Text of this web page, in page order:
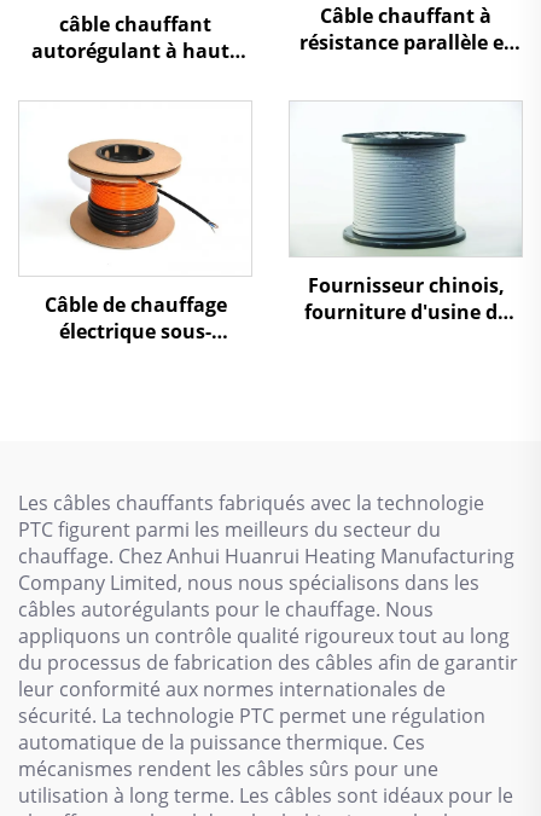
câble chauffant
autorégulant à haute
Câble chauffant à
résistance parallèle et
pour pipelines
naturel
Câble de chauffage
électrique sous-
Fournisseur chinois,
fourniture d'usine de
Les câbles chauffants fabriqués avec la technologie
PTC figurent parmi les meilleurs du secteur du
chauffage. Chez Anhui Huanrui Heating Manufacturing
Company Limited, nous nous spécialisons dans les
câbles autorégulants pour le chauffage. Nous
appliquons un contrôle qualité rigoureux tout au long
du processus de fabrication des câbles afin de garantir
leur conformité aux normes internationales de
sécurité. La technologie PTC permet une régulation
automatique de la puissance thermique. Ces
mécanismes rendent les câbles sûrs pour une
utilisation à long terme. Les câbles sont idéaux pour le